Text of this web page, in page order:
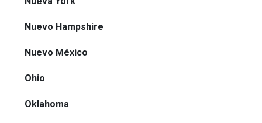
Nuevo Hampshire
Nuevo México
Ohio
Oklahoma